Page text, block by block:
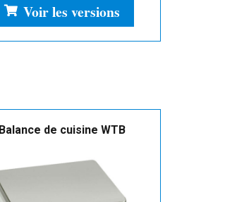
Voir les versions
Balance de cuisine WTB